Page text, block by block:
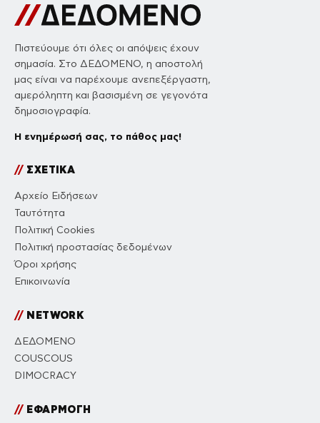
Πιστεύουμε ότι όλες οι απόψεις έχουν
σημασία. Στο ΔΕΔΟΜΕΝΟ, η αποστολή
μας είναι να παρέχουμε ανεπεξέργαστη,
αμερόληπτη και βασισμένη σε γεγονότα
δημοσιογραφία.
Η ενημέρωσή σας, το πάθος μας!
//ΣΧΕΤΙΚΑ
Αρχείο Ειδήσεων
Ταυτότητα
Πολιτική Cookies
Πολιτική προστασίας δεδομένων
Όροι χρήσης
Επικοινωνία
//NETWORK
ΔΕΔΟΜΕΝΟ
COUSCOUS
DIMOCRACY
//ΕΦΑΡΜΟΓΗ